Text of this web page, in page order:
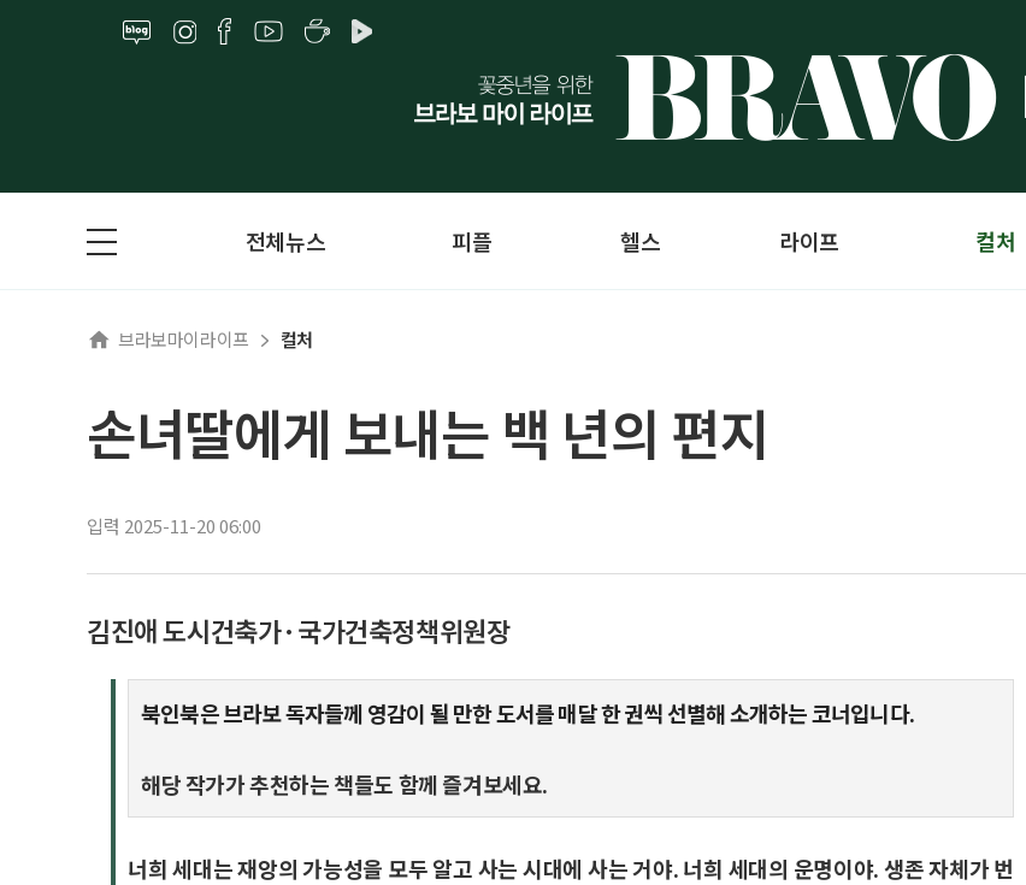
전체뉴스 피플 헬스 라이프 컬처
브라보마이라이프 컬처
손녀딸에게 보내는 백 년의 편지
입력 2025-11-20 06:00
김진애 도시건축가·국가건축정책위원장
북인북은 브라보 독자들께 영감이 될 만한 도서를 매달 한 권씩 선별해 소개하는 코너입니다.
해당 작가가 추천하는 책들도 함께 즐겨보세요.
너희 세대는 재앙의 가능성을 모두 알고 사는 시대에 사는 거야. 너희 세대의 운명이야. 생존 자체가 번